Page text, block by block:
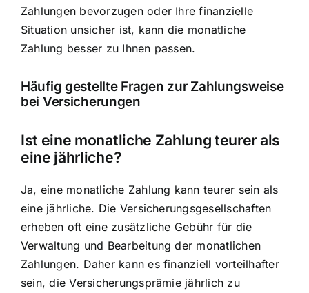
Zahlungen bevorzugen oder Ihre finanzielle
Situation unsicher ist, kann die monatliche
Zahlung besser zu Ihnen passen.
Häufig gestellte Fragen zur Zahlungsweise
bei Versicherungen
Ist eine monatliche Zahlung teurer als
eine jährliche?
Ja, eine monatliche Zahlung kann teurer sein als
eine jährliche. Die Versicherungsgesellschaften
erheben oft eine zusätzliche Gebühr für die
Verwaltung und Bearbeitung der monatlichen
Zahlungen. Daher kann es finanziell vorteilhafter
sein, die Versicherungsprämie jährlich zu